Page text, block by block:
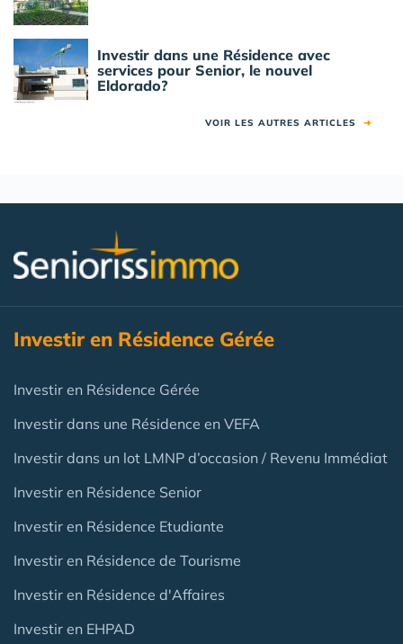
Investir dans une Résidence avec
services pour Senior, le nouvel
Eldorado?
VOIR LES AUTRES ARTICLES ➜
Investir en Résidence Gérée
Investir en Résidence Gérée
Investir dans une Résidence en VEFA
Investir dans un lot LMNP d’occasion / Revenu Immédiat
Investir en Résidence Senior
Investir en Résidence Etudiante
Investir en Résidence de Tourisme
Investir en Résidence d'Affaires
Investir en EHPAD